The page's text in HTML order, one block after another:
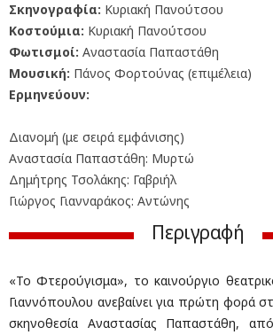
Σκηνογραφία: Κυριακή Πανούτσου
Κοστούμια: Κυριακή Πανούτσου
Φωτισμοί: Αναστασία Παπαστάθη
Μουσική: Πάνος Φορτούνας (επιμέλεια)
Ερμηνεύουν:
Διανομή (με σειρά εμφάνισης)
Αναστασία Παπαστάθη: Μυρτώ
Δημήτρης Τσολάκης: Γαβριήλ
Γιώργος Γιανναράκος: Αντώνης
Περιγραφή
«Το Φτερούγισμα», το καινούργιο
Γιαννόπουλου ανεβαίνει για πρώτη φορά
σκηνοθεσία Αναστασίας Παπαστάθη,